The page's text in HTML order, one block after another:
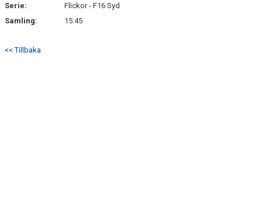
Serie:
Flickor - F16 Syd
Samling:
15:45
<< Tillbaka